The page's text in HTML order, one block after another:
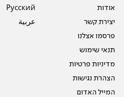
אודות
יצירת קשר
פרסמו אצלנו
תנאי שימוש
מדיניות פרטיות
הצהרת נגישות
המייל האדום
Pусский
عربية